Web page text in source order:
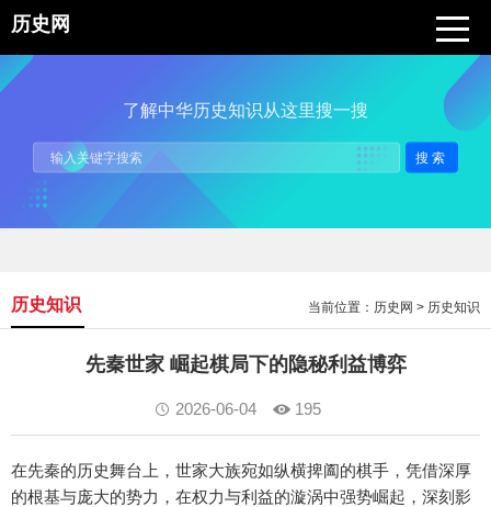
历史网
了解中华历史知识从这里搜一搜
搜索
当前位置： 历史网 > 历史知识
历史知识
先秦世家 崛起棋局下的隐秘利益博弈
2026-06-04 195
在先秦的历史舞台上，世家大族宛如纵横捭阖的棋手，凭借深厚
的根基与庞大的势力，在权力与利益的漩涡中强势崛起，深刻影